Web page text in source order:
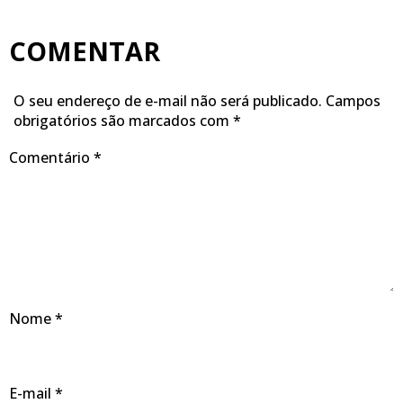
COMENTAR
O seu endereço de e-mail não será publicado. Campos
obrigatórios são marcados com *
Comentário *
Nome*
E-mail *